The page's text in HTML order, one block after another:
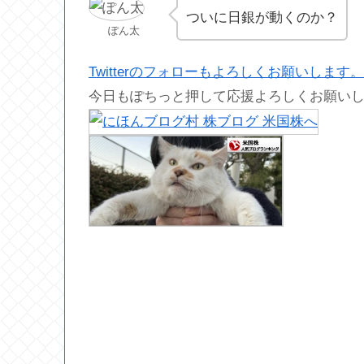
ぽん太
ついに日銀が動くのか？
Twitterのフォローもよろしくお願いします。
今日もぽちっと押して応援よろしくお願い